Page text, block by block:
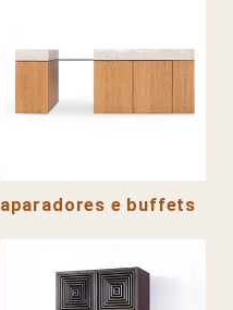
aparadores e buffets